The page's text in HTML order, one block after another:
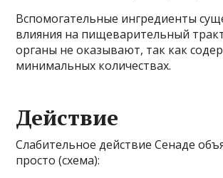
Вспомогательные ингредиенты
влияния на пищеварительный
органы не оказывают, так как
минимальных количествах.
Действие
Слабительное действие Сенаде
просто (схема):